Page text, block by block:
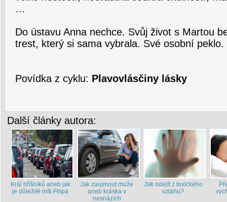
…
Do ústavu Anna nechce. Svůj život s Martou
trest, který si sama vybrala. Své osobní peklo.
Povídka z cyklu: Plavovlásčiny lásky
Další články autora:
Král hříšníků aneb jak
je důležité míti Filipa
Jak zaujmout muže
aneb kráska v
nesnázích
Jak odejít z toxického
vztahu?